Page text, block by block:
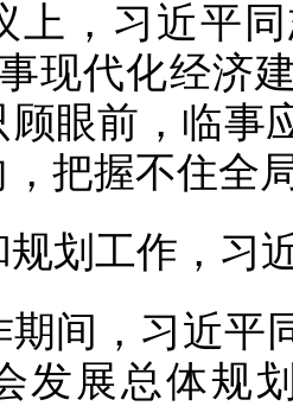
上，习近平
现代化经济
顾眼前，临事
把握不住全
划工作，习
期间，习近平
发展总体规